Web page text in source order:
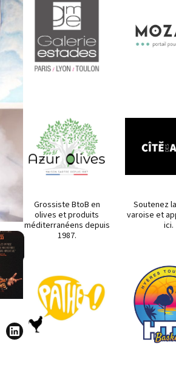
Grossiste BtoB en
olives et produits
méditerranéens depuis
1987.
Soutenez
varoise et
ici.